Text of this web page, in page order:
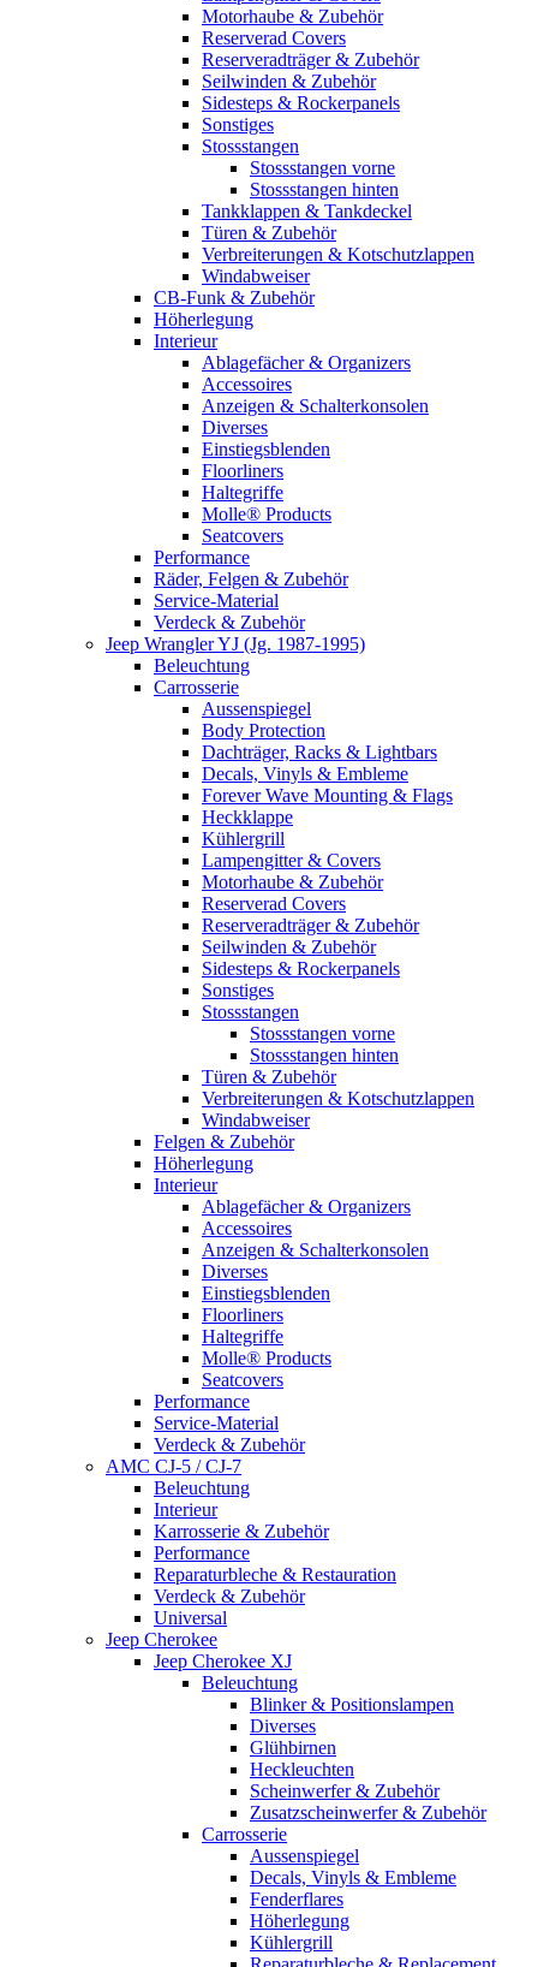
Motorhaube & Zubehör
Reserverad Covers
Reserveradträger & Zubehör
Seilwinden & Zubehör
Sidesteps & Rockerpanels
Sonstiges
Stossstangen
Stossstangen vorne
Stossstangen hinten
Tankklappen & Tankdeckel
Türen & Zubehör
Verbreiterungen & Kotschutzlappen
Windabweiser
CB-Funk & Zubehör
Höherlegung
Interieur
Ablagefächer & Organizers
Accessoires
Anzeigen & Schalterkonsolen
Diverses
Einstiegsblenden
Floorliners
Haltegriffe
Molle® Products
Seatcovers
Performance
Räder, Felgen & Zubehör
Service-Material
Verdeck & Zubehör
Jeep Wrangler YJ (Jg. 1987-1995)
Beleuchtung
Carrosserie
Aussenspiegel
Body Protection
Dachträger, Racks & Lightbars
Decals, Vinyls & Embleme
Forever Wave Mounting & Flags
Heckklappe
Kühlergrill
Lampengitter & Covers
Motorhaube & Zubehör
Reserverad Covers
Reserveradträger & Zubehör
Seilwinden & Zubehör
Sidesteps & Rockerpanels
Sonstiges
Stossstangen
Stossstangen vorne
Stossstangen hinten
Türen & Zubehör
Verbreiterungen & Kotschutzlappen
Windabweiser
Felgen & Zubehör
Höherlegung
Interieur
Ablagefächer & Organizers
Accessoires
Anzeigen & Schalterkonsolen
Diverses
Einstiegsblenden
Floorliners
Haltegriffe
Molle® Products
Seatcovers
Performance
Service-Material
Verdeck & Zubehör
AMC CJ-5 / CJ-7
Beleuchtung
Interieur
Karrosserie & Zubehör
Performance
Reparaturbleche & Restauration
Verdeck & Zubehör
Universal
Jeep Cherokee
Jeep Cherokee XJ
Beleuchtung
Blinker & Positionslampen
Diverses
Glühbirnen
Heckleuchten
Scheinwerfer & Zubehör
Zusatzscheinwerfer & Zubehör
Carrosserie
Aussenspiegel
Decals, Vinyls & Embleme
Fenderflares
Höherlegung
Kühlergrill